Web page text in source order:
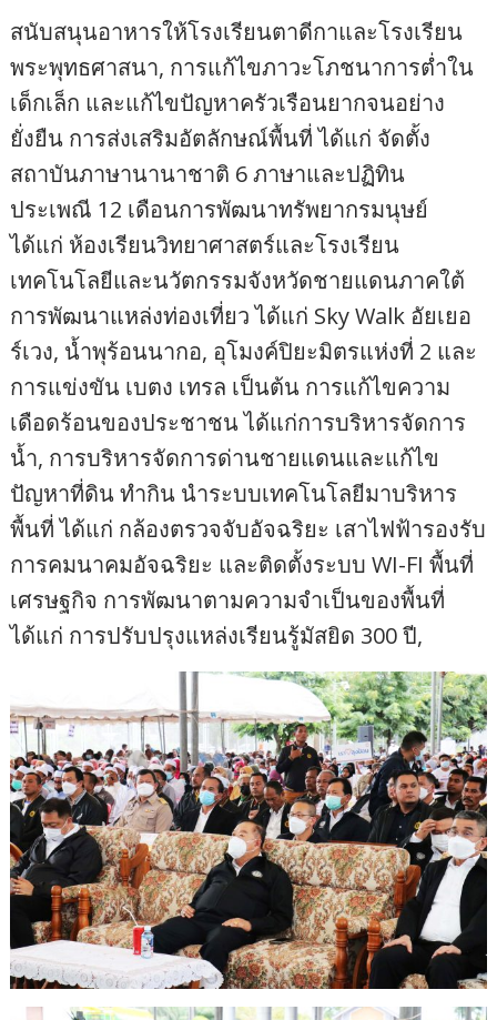
สนับสนุนอาหารให้โรงเรียนตาดีกาและโรงเรียน
พระพุทธศาสนา, การแก้ไขภาวะโภชนาการต่ำใน
เด็กเล็ก และแก้ไขปัญหาครัวเรือนยากจนอย่าง
ยั่งยืน การส่งเสริมอัตลักษณ์พื้นที่ ได้แก่ จัดตั้ง
สถาบันภาษานานาชาติ 6 ภาษาและปฏิทิน
ประเพณี 12 เดือนการพัฒนาทรัพยากรมนุษย์
ได้แก่ ห้องเรียนวิทยาศาสตร์และโรงเรียน
เทคโนโลยีและนวัตกรรมจังหวัดชายแดนภาคใต้
การพัฒนาแหล่งท่องเที่ยว ได้แก่ Sky Walk อัยเยอ
ร์เวง, น้ำพุร้อนนากอ, อุโมงค์ปิยะมิตรแห่งที่ 2 และ
การแข่งขัน เบตง เทรล เป็นต้น การแก้ไขความ
เดือดร้อนของประชาชน ได้แก่การบริหารจัดการ
น้ำ, การบริหารจัดการด่านชายแดนและแก้ไข
ปัญหาที่ดิน ทำกิน นำระบบเทคโนโลยีมาบริหาร
พื้นที่ ได้แก่ กล้องตรวจจับอัจฉริยะ เสาไฟฟ้ารองรับ
การคมนาคมอัจฉริยะ และติดตั้งระบบ WI-FI พื้นที่
เศรษฐกิจ การพัฒนาตามความจำเป็นของพื้นที่
ได้แก่ การปรับปรุงแหล่งเรียนรู้มัสยิด 300 ปี,